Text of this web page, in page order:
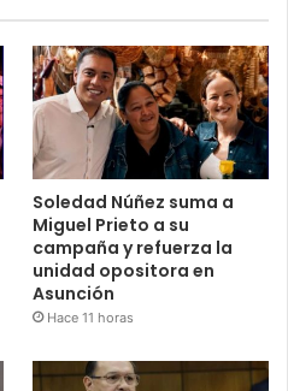
Soledad Núñez suma a
Miguel Prieto a su
campaña y refuerza la
unidad opositora en
Asunción
Hace 11 horas